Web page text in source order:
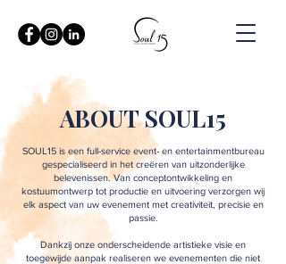
ABOUT SOUL15
SOUL15 is een full-service event- en entertainmentbureau
gespecialiseerd in het creëren van uitzonderlijke
belevenissen. Van conceptontwikkeling en
kostuumontwerp tot productie en uitvoering verzorgen wij
elk aspect van uw evenement met creativiteit, precisie en
passie.
Dankzij onze onderscheidende artistieke visie en
toegewijde aanpak realiseren we evenementen die niet